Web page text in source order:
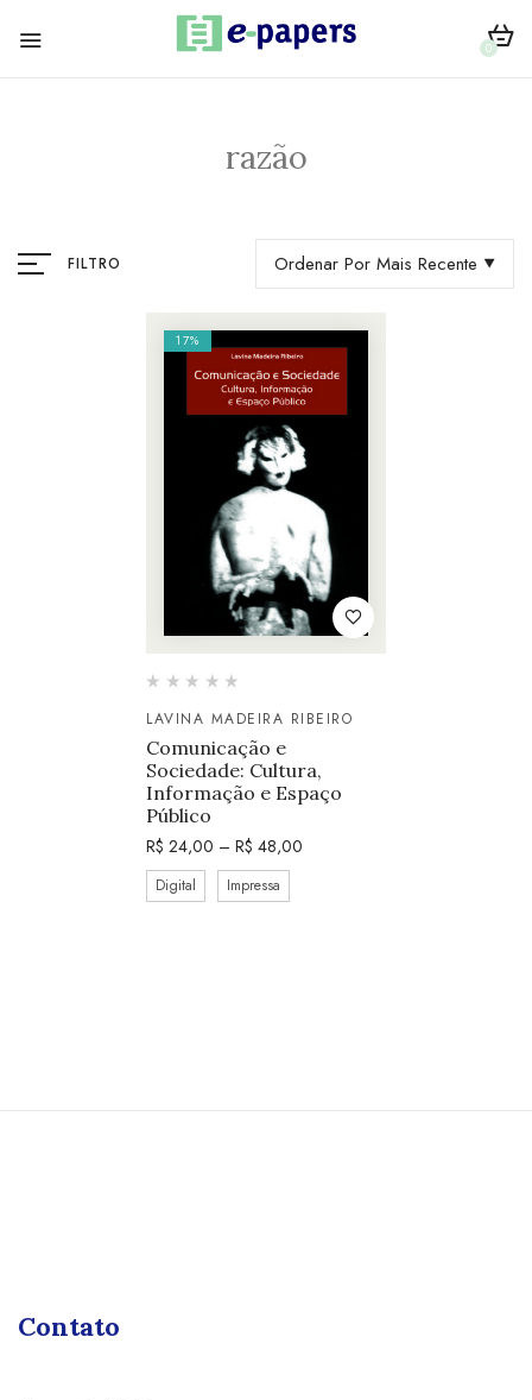
0
razão
FILTRO Ordenar Por Mais Recente
17%
LAVINA MADEIRA RIBEIRO
Comunicação e
Sociedade: Cultura,
Informação e Espaço
Público
R$ 24,00 – R$ 48,00
Digital Impressa
Contato